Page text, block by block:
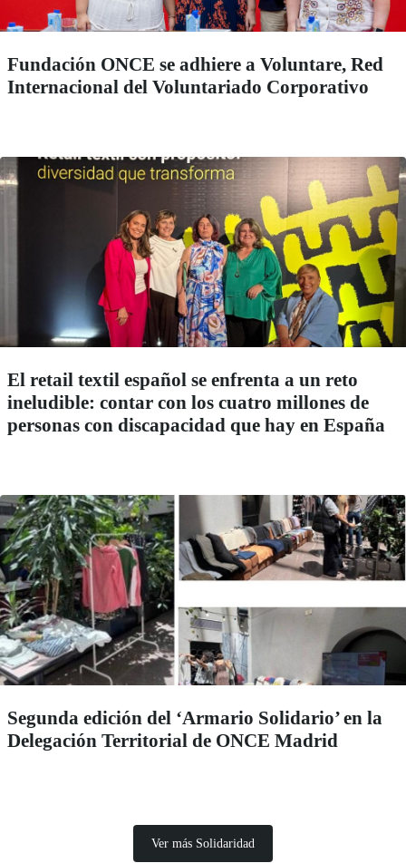
Fundación ONCE se adhiere a Voluntare, Red
Internacional del Voluntariado Corporativo
El retail textil español se enfrenta a un reto
ineludible: contar con los cuatro millones de
personas con discapacidad que hay en España
Segunda edición del ‘Armario Solidario’ en la
Delegación Territorial de ONCE Madrid
Ver más Solidaridad